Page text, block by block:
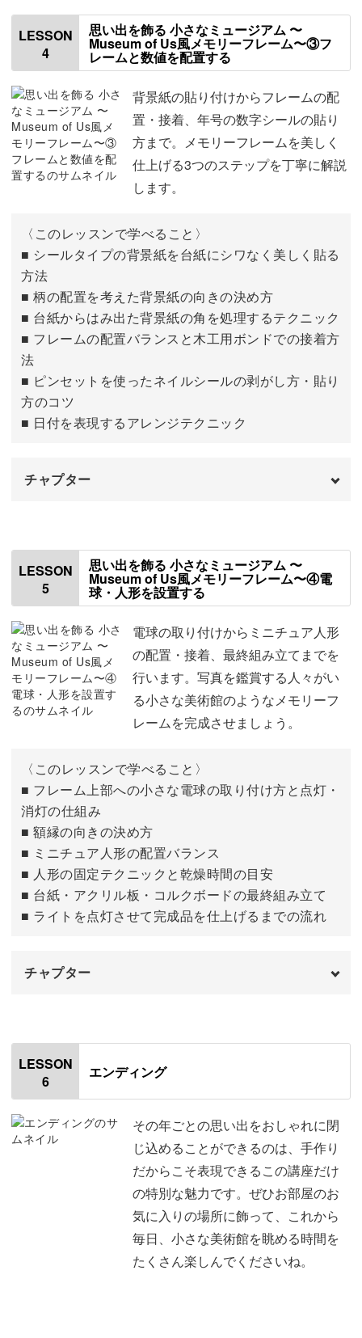
ギフトにもおすすめ！
この講座を通して、写真を眺めて楽しむ時間をぜひ味わっ
フレームを準備する
額縁の配置を決める
写真をカットする 03:40
フレームに写真を接着する 10:03
LESSON
4
思い出を飾る 小さなミュージアム 〜
Museum of Us風メモリーフレーム〜③フ
レームと数値を配置する
背景紙の貼り付けからフレームの配
置・接着、年号の数字シールの貼り
方まで。メモリーフレームを美しく
仕上げる3つのステップを丁寧に解説
します。
〈このレッスンで学べること〉
■ シールタイプの背景紙を台紙にシワなく美しく貼る
方法
■ 柄の配置を考えた背景紙の向きの決め方
■ 台紙からはみ出た背景紙の角を処理するテクニック
■ フレームの配置バランスと木工用ボンドでの接着方
法
■ ピンセットを使ったネイルシールの剥がし方・貼り
方のコツ
■ 日付を表現するアレンジテクニック
チャプター
壁紙の背景紙を貼る
壁紙にフレームを配置する
数字のシールを貼る 08:48
LESSON
5
思い出を飾る 小さなミュージアム 〜
Museum of Us風メモリーフレーム〜④電
球・人形を設置する
電球の取り付けからミニチュア人形
の配置・接着、最終組み立てまでを
行います。写真を鑑賞する人々がい
る小さな美術館のようなメモリーフ
レームを完成させましょう。
〈このレッスンで学べること〉
■ フレーム上部への小さな電球の取り付け方と点灯・
消灯の仕組み
■ 額縁の向きの決め方
■ ミニチュア人形の配置バランス
■ 人形の固定テクニックと乾燥時間の目安
■ 台紙・アクリル板・コルクボードの最終組み立て
■ ライトを点灯させて完成品を仕上げるまでの流れ
チャプター
はじめに
枠に電球をつける
ミニチュア人形を設置する 02:39
枠と台紙を組み立てる 07:18
08:39
LESSON
6
エンディング
その年ごとの思い出をおしゃれに閉
じ込めることができるのは、手作り
だからこそ表現できるこの講座だけ
の特別な魅力です。ぜひお部屋のお
気に入りの場所に飾って、これから
毎日、小さな美術館を眺める時間を
たくさん楽しんでくださいね。